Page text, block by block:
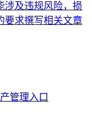
涉及违规风险，损
要求撰写相关文章
管理入口